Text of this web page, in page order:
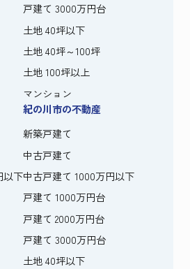
戸建て 3000万円台
土地 40坪以下
土地 40坪～100坪
土地 100坪以上
マンション
以下
紀の川市の不動産
新築戸建て
中古戸建て
中古戸建て 1000万円以下
戸建て 1000万円台
戸建て 2000万円台
戸建て 3000万円台
土地 40坪以下